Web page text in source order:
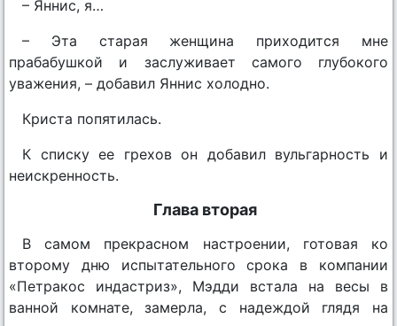
– Яннис, я…
– Эта старая женщина приходится мне
прабабушкой и заслуживает самого глубокого
уважения, – добавил Яннис холодно.
Криста попятилась.
К списку ее грехов он добавил вульгарность и
неискренность.
Глава вторая
В самом прекрасном настроении, готовая ко
второму дню испытательного срока в компании
«Петракос индастриз», Мэдди встала на весы в
ванной комнате, замерла, с надеждой глядя на